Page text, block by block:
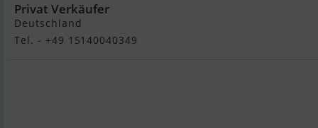
Privat Verkäufer
Deutschland
Tel. - +49 15140040349